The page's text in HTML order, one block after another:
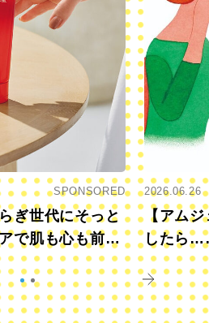
SPONSORED
ぎ世代にそっと
で肌も心も前向
2026.06.26
【アムジ
したら
すか？